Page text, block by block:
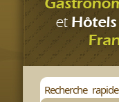
Recherche rapide